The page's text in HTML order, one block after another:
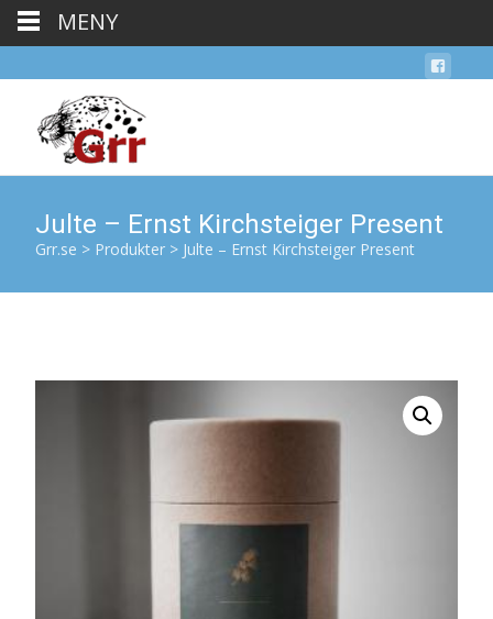
Julte – Ernst Kirchsteiger Present
Grr.se > Produkter > Julte – Ernst Kirchsteiger Present
MENY